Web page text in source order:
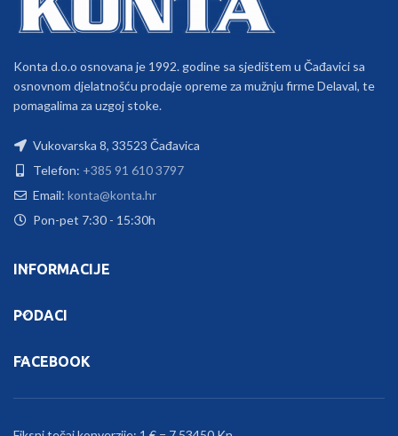
Konta d.o.o osnovana je 1992. godine sa sjedištem u Čađavici sa
osnovnom djelatnošću prodaje opreme za mužnju firme Delaval, te
pomagalima za uzgoj stoke.
Vukovarska 8, 33523 Čađavica
Telefon: +385 91 610 3797
Email: konta@konta.hr
Pon-pet 7:30 - 15:30h
INFORMACIJE
PODACI
FACEBOOK